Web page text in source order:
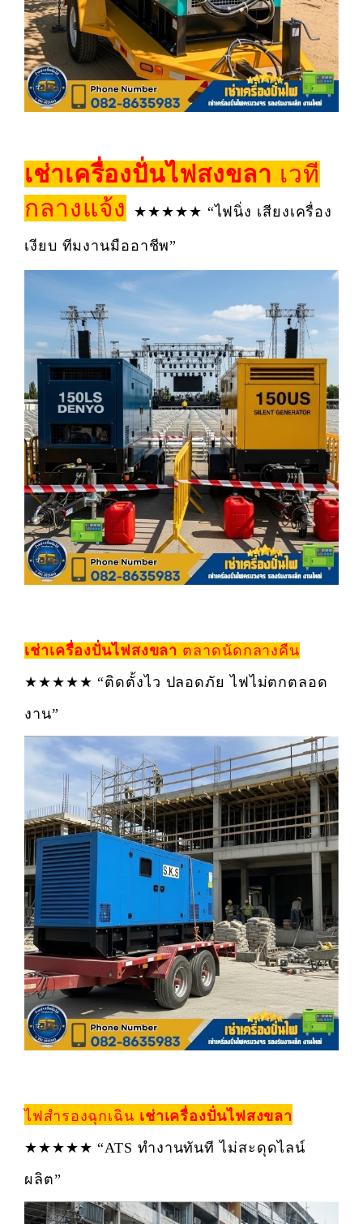
เช่าเครื่องปั่นไฟสงขลา เวที
กลางแจ้ง
★★★★★ “ไฟนิ่ง เสียงเครื่อง
เงียบ ทีมงานมืออาชีพ”
เช่าเครื่องปั่นไฟสงขลา ตลาดนัดกลางคืน
★★★★★ “ติดตั้งไว ปลอดภัย ไฟไม่ตกตลอด
งาน”
ไฟสำรองฉุกเฉิน เช่าเครื่องปั่นไฟสงขลา
★★★★★ “ATS ทำงานทันที ไม่สะดุดไลน์
ผลิต”